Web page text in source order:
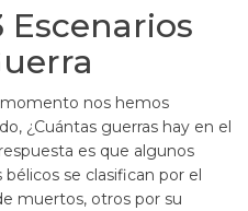
Escenarios
nos hemos
¿Cuántas guerras hay en el
es que algunos
se clasifican por el
muertos, otros por su